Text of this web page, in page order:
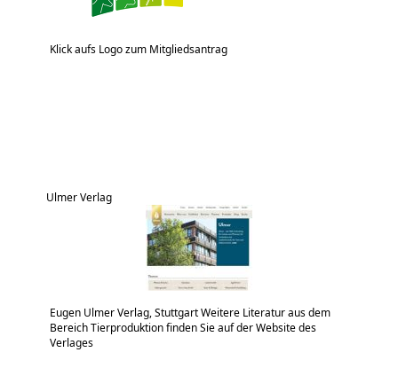
Klick aufs Logo zum Mitgliedsantrag
Ulmer Verlag
Eugen Ulmer Verlag, Stuttgart Weitere Literatur aus dem
Bereich Tierproduktion finden Sie auf der Website des
Verlages